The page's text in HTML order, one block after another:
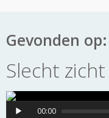
Gevonden op:
Slecht zicht
00:00